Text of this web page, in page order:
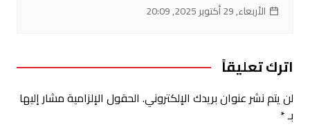
الأربعاء, 29 أكتوبر 2025, 20:09
اترك تعليقاً
لن يتم نشر عنوان بريدك الإلكتروني. الحقول الإلزامية مشار إليها
بـ*